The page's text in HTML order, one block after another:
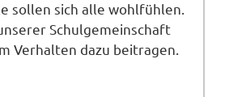
sollen sich alle wohlfühlen.
Schulgemeinschaft
Verhalten dazu beitragen.